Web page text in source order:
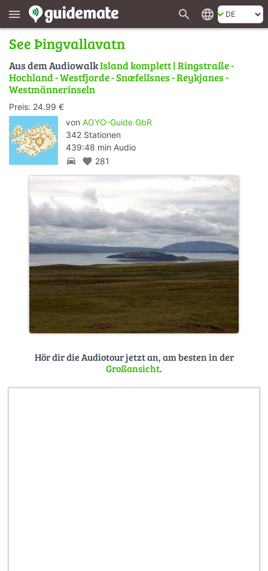
menu search language
See Þingvallavatn
Aus dem AudiowalkIsland komplett | Ringstraße -
Hochland - Westfjorde - Snæfellsnes - Reykjanes -
Westmännerinseln
Preis: 24.99 €
von AOYO-Guide GbR
342 Stationen
439:48 min Audio
directions_car favorite 281
Hör dir die Audiotour jetzt an, am besten in der
Großansicht.